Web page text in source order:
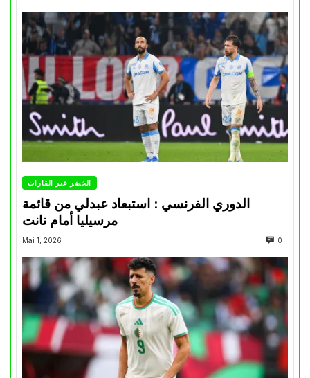
الخضر عبر القارات
الدوري الفرنسي : استبعاد عبدلي من قائمة
مرسيليا أمام نانت
Mai 1, 2026 0